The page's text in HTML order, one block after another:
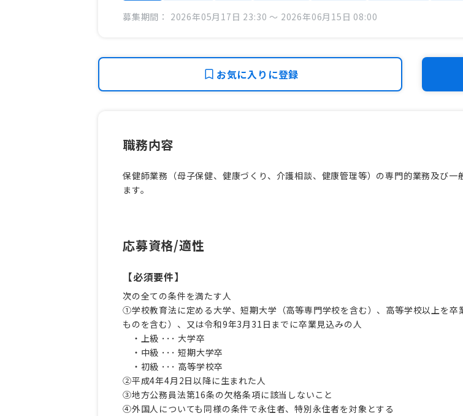
募集期間： 2026年05月17日 23:30 〜 2026年06月15日 08:00
お気に入りに登録
職務内容
保健師業務（母子保健、健康づくり、介護相談、健康管理等）の専門的業務及び一
ます。
応募資格/適性
【必須要件】
次の全ての条件を満たす人
①学校教育法に定める大学、短期大学（高等専門学校を含む）、高等学校以上を卒
ものを含む）、又は令和9年3月31日までに卒業見込みの人
・上級 ･･･ 大学卒
・中級 ･･･ 短期大学卒
・初級 ･･･ 高等学校卒
②平成4年4月2日以降に生まれた人
③地方公務員法第16条の欠格条項に該当しないこと
④外国人についても同様の条件で永住者、特別永住者を対象とする